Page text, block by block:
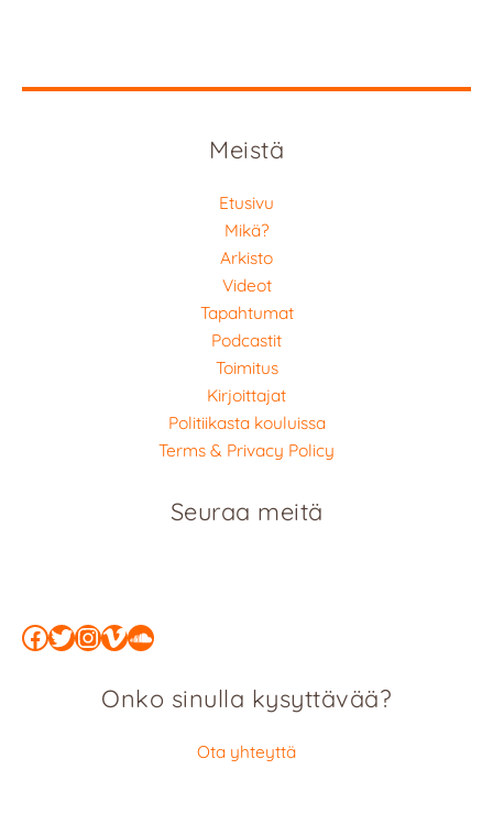
Meistä
Etusivu
Mikä?
Arkisto
Videot
Tapahtumat
Podcastit
Toimitus
Kirjoittajat
Politiikasta kouluissa
Terms & Privacy Policy
Seuraa meitä
Facebook
Twitter
Instagram
Vimeo
SoundCloud
Onko sinulla kysyttävää?
Ota yhteyttä